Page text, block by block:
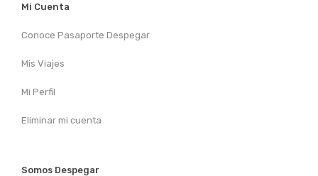
Mi Cuenta
Conoce Pasaporte Despegar
Mis Viajes
Mi Perfil
Eliminar mi cuenta
Somos Despegar